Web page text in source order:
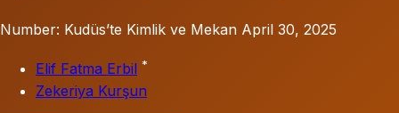
Number: Kudüs’te Kimlik ve Mekan April 30, 2025
Elif Fatma Erbil *
Zekeriya Kurşun